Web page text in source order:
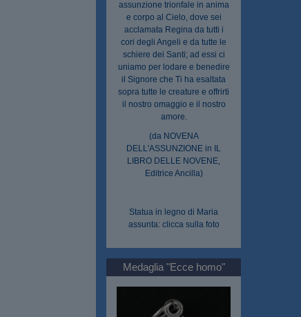
assunzione trionfale in anima
e corpo al Cielo, dove sei
acclamata Regina da tutti i
cori degli Angeli e da tutte le
schiere dei Santi; ad essi ci
uniamo per lodare e benedire
il Signore che Ti ha esaltata
sopra tutte le creature e offrirti
il nostro omaggio e il nostro
amore.
(da NOVENA
DELL'ASSUNZIONE in IL
LIBRO DELLE NOVENE,
Editrice Ancilla)
Statua in legno di Maria
assunta: clicca sulla foto
Medaglia "Ecce homo"